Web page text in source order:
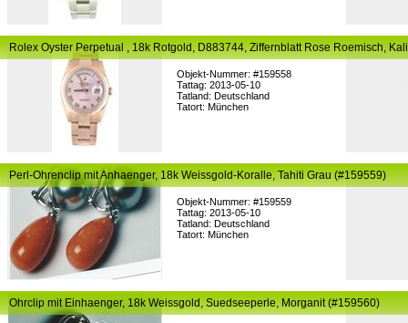
Objekt-Nummer: #159558
Tattag: 2013-05-10
Tatland: Deutschland
Tatort: München
Rolex Oyster Perpetual , 18k Rotgold, D883744, Ziffernblatt Rose Roemisch,
Objekt-Nummer: #159559
Tattag: 2013-05-10
Tatland: Deutschland
Tatort: München
Perl-Ohrenclip mit Anhaenger, 18k Weissgold-Koralle, Tahiti Grau (#159559)
Ohrclip mit Einhaenger, 18k Weissgold, Suedseeperle, Morganit (#159560)